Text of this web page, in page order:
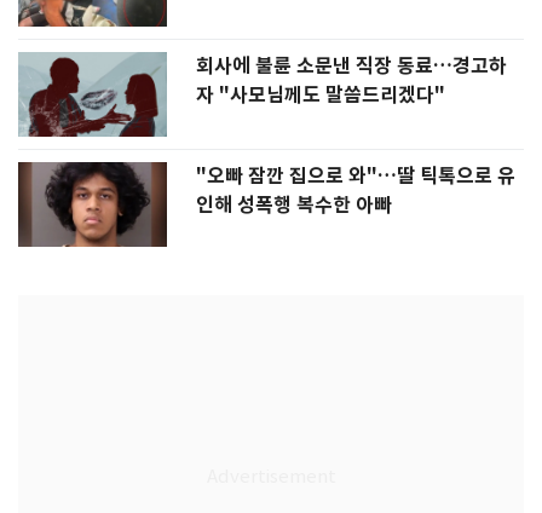
회사에 불륜 소문낸 직장 동료…경고하
자 "사모님께도 말씀드리겠다"
"오빠 잠깐 집으로 와"…딸 틱톡으로 유
인해 성폭행 복수한 아빠